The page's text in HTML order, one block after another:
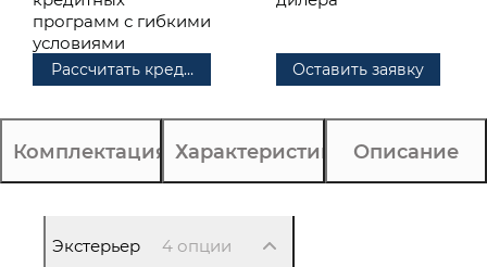
программ с гибкими
условиями
Рассчитать кредит Оставить заявку
Комплектация Характеристики Описание
Экстерьер 4 опции